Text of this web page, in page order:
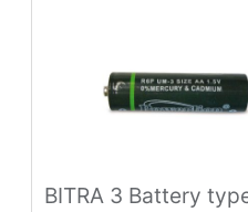
BITRA 3 Battery